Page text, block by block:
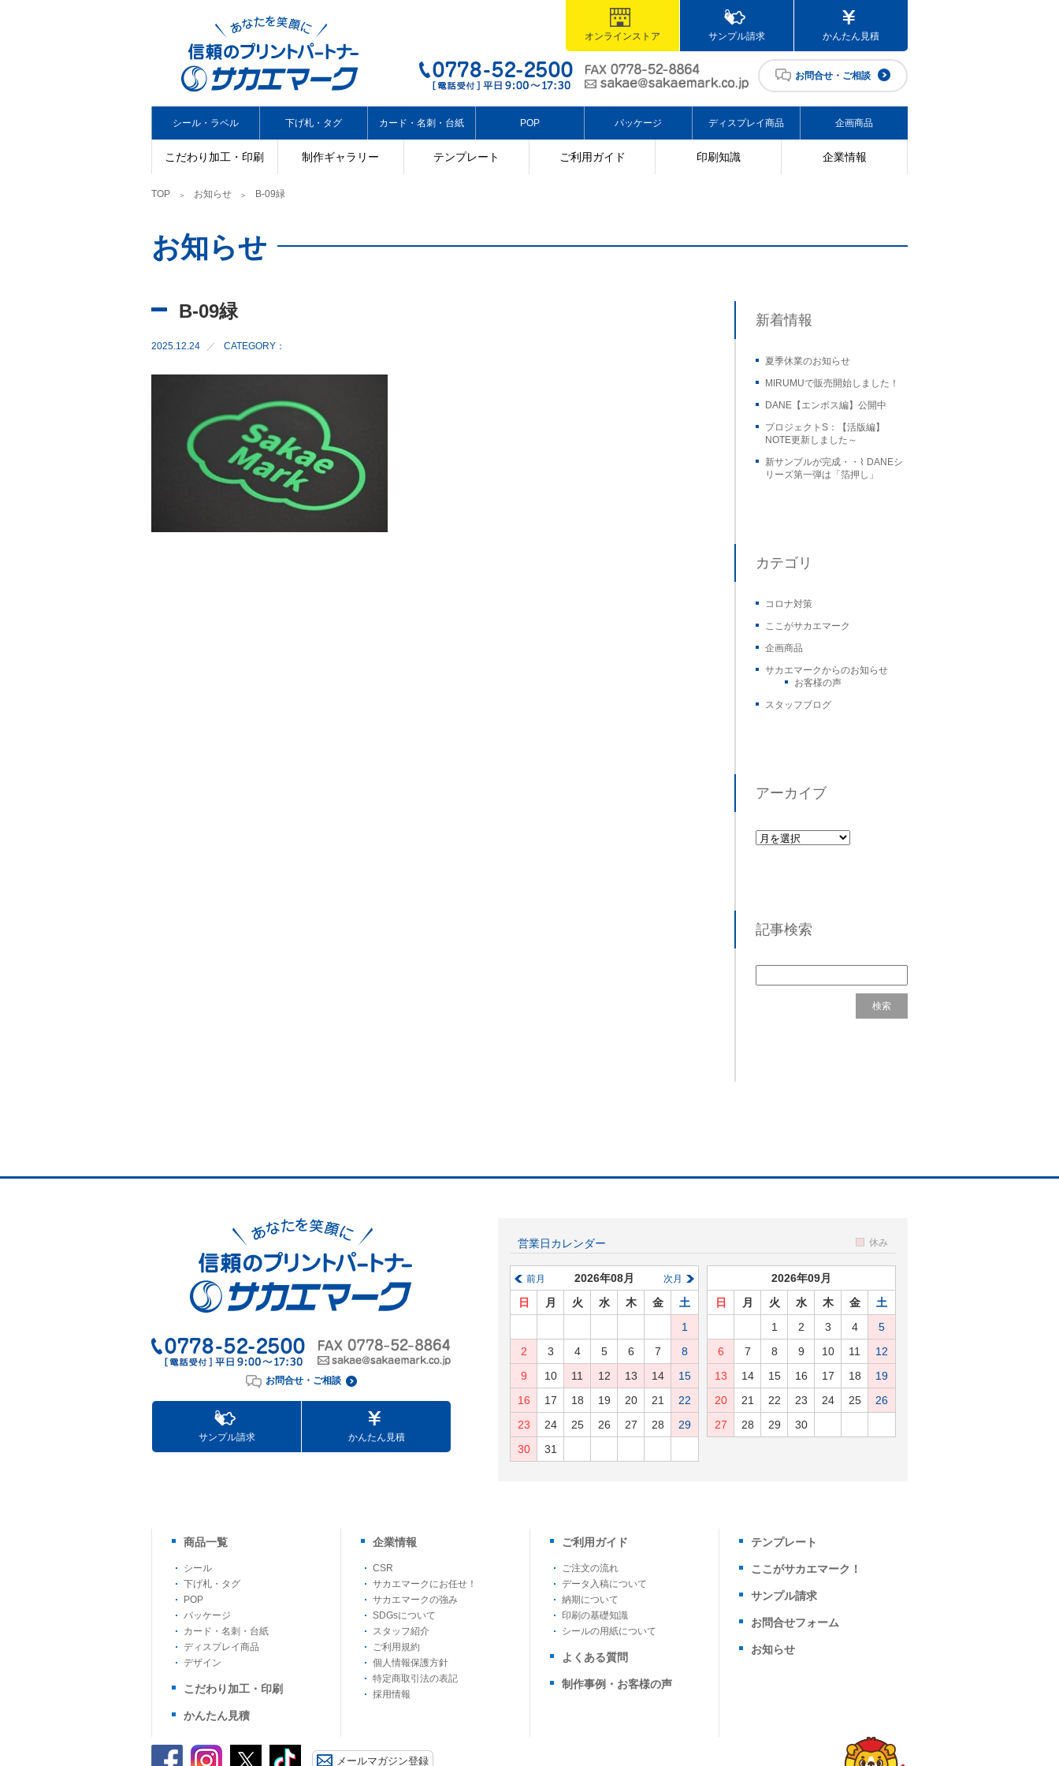
オンラインストア サンプル請求 かんたん見積
お問合せ・ご相談
こだわり加工・印刷 制作ギャラリー テンプレート ご利用ガイド 印刷知識 企業情報
シール・ラベル 下げ札・タグ カード・名刺・台紙 POP パッケージ ディスプレイ商品 企画商品
TOP お知らせ B-09緑
お知らせ
B-09緑
2025.12.24 CATEGORY：
新着情報
夏季休業のお知らせ
MIRUMUで販売開始しました！
DANE【エンボス編】公開中
プロジェクトS：【活版編】
NOTE更新しました～
新サンプルが完成・・⌇ DANEシ
リーズ第一弾は「箔押し」
カテゴリ
コロナ対策
ここがサカエマーク
企画商品
サカエマークからのお知らせ
お客様の声
スタッフブログ
アーカイブ
記事検索
お問合せ・ご相談
サンプル請求 かんたん見積
営業日カレンダー 休み
2026年08月
前月 次月
日 月 火 水 木 金
土
1
2
3 4 5 6 7
8
9
10 11 12 13 14
15
16
17 18 19 20 21
22
23
24 25 26 27 28
29
30
31
2026年09月
日
月 火 水 木 金
土
1
2 3 4
5
6
7 8 9 10 11
12
13
14 15 16 17 18
19
20
21 22 23 24 25
26
27
28 29 30
商品一覧
シール
下げ札・タグ
POP
パッケージ
カード・名刺・台紙
ディスプレイ商品
デザイン
こだわり加工・印刷
かんたん見積
企業情報
CSR
サカエマークにお任せ！
サカエマークの強み
SDGsについて
スタッフ紹介
ご利用規約
個人情報保護方針
特定商取引法の表記
採用情報
ご利用ガイド
ご注文の流れ
データ入稿について
納期について
印刷の基礎知識
シールの用紙について
よくある質問
制作事例・お客様の声
テンプレート
ここがサカエマーク！
サンプル請求
お問合せフォーム
お知らせ
メールマガジン登録